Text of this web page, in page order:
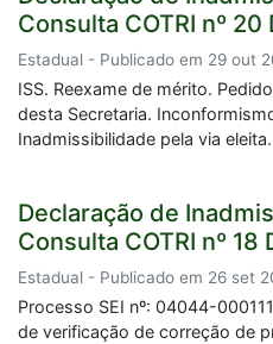
Consulta COTRI nº
Estadual - Publicado em 29 out
ISS. Reexame de mérito.
desta Secretaria.
Inadmissibilidade pela via eleita.
Declaração de
Consulta COTRI nº
Estadual - Publicado em 26 set
Processo SEI nº: 04044-
de verificação de correção de